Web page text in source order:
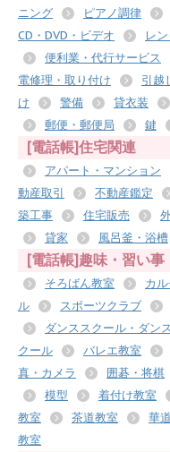
ニング
ピアノ調律
CD・DVD・ビデオ
レ
便利業・代行サービス
電修理・取り付け
引越
け
警備 貸衣装
郵便・郵便局
鍵
[電話帳]住宅関連
アパート・マンション
動産取引
不動産鑑定
築工事
住宅販売
貸家
風呂釜・浴槽
[電話帳]趣味・習い事
そろばん教室 カ
ル
スポーツクラブ
ダンススクール・ダン
クール
バレエ教室
真・カメラ
囲碁・将棋
模型
着付け教室
教室
茶道教室 華
教室